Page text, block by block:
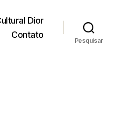
Dior
Contato
Pesquisar